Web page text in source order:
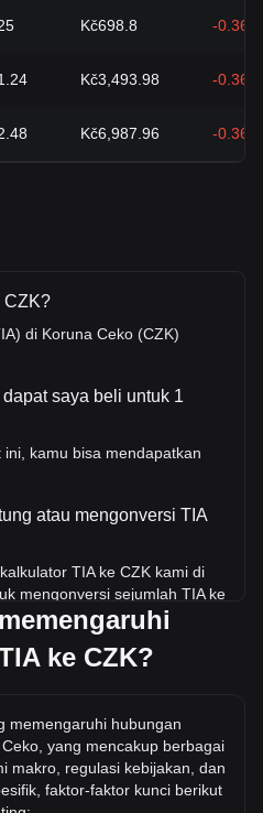
Kč698.8 -0.36%
Kč3,493.98 -0.36%
Kč6,987.96 -0.36%
CZK?
di Koruna Ceko (CZK)
saya beli untuk 1
kamu bisa mendapatkan
atau mengonversi TIA
TIA ke CZK kami di
mengonversi sejumlah TIA ke
tabel referensi cepat untuk
Misalnya, 5 CZK setara
5 TIA akan berharga sekitar
sepanjang sejarah?
untuk 1 TIA di CZK adalah
apakah nilai 1 TIA/CZK akan
ini.
ke CZK?
memengaruhi hubungan
yang mencakup berbagai
makro, regulasi kebijakan, dan
faktor-faktor kunci berikut